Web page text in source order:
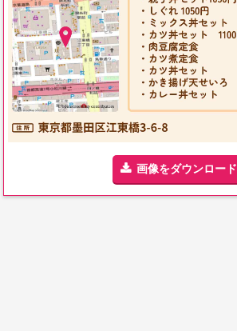
画像をダウンロード